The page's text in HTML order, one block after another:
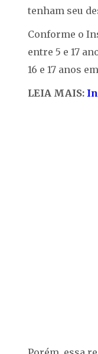
tenham seu
Conforme o
entre 5 e 17
16 e 17 anos
LEIA MAIS: